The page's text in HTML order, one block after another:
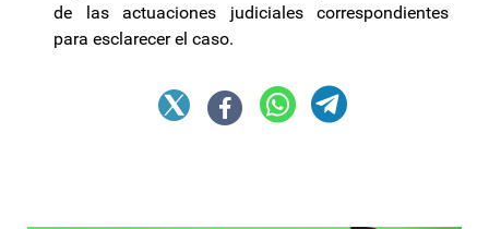
de las actuaciones judiciales correspondientes
para esclarecer el caso.